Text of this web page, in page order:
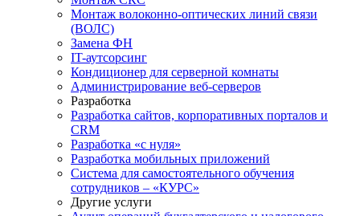
Монтаж волоконно-оптических линий связи
(ВОЛС)
Замена ФН
IT-аутсорсинг
Кондиционер для серверной комнаты
Администрирование веб-серверов
Разработка
Разработка сайтов, корпоративных порталов и
CRM
Разработка «с нуля»
Разработка мобильных приложений
Система для самостоятельного обучения
сотрудников – «КУРС»
Другие услуги